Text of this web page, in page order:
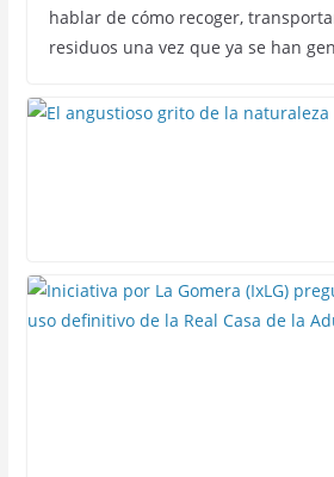
hablar de cómo recoger,
residuos una vez que ya se han